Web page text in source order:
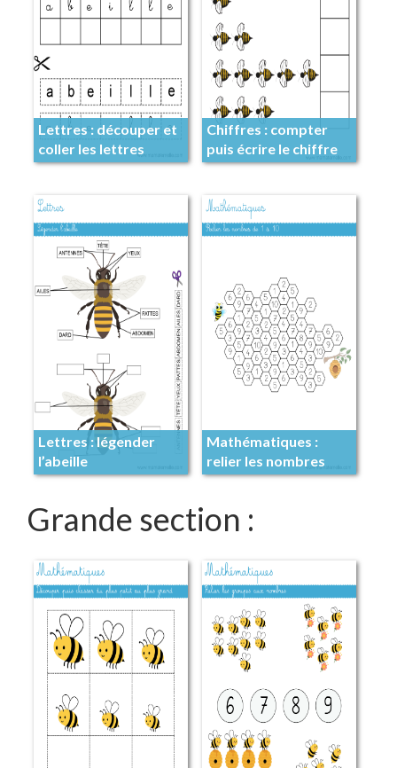
Lettres : découper et
coller les lettres
Chiffres : compter
puis écrire le chiffre
Lettres : légender
l’abeille
Mathématiques :
relier les nombres
Grande section :